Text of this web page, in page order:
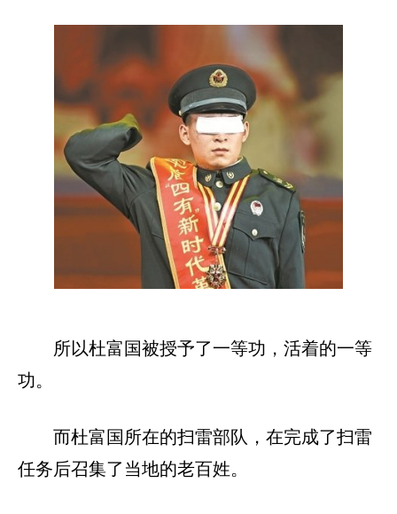
所以杜富国被授予了一等功，活着的一等
功。
而杜富国所在的扫雷部队，在完成了扫雷
任务后召集了当地的老百姓。